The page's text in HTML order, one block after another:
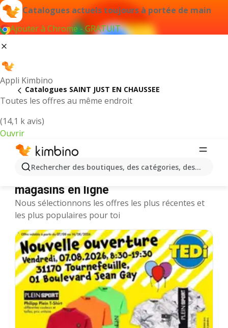
Catalogues actuels toujours à portée de main
Ajouter à Chrome - GRATUIT
Appli Kimbino
Toutes les offres au même endroit
(14,1 k avis)
Ouvrir
Rechercher des boutiques, des catégories, des
Catalogues SAINT JUST EN CHAUSSEE
SAINT JUST EN CHAUSSEE ||
magasins en ligne
Nous sélectionnons les offres les plus récentes et
les plus populaires pour toi